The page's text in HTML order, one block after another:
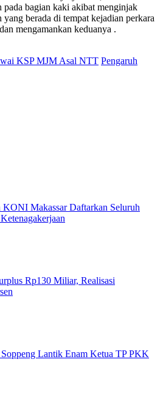
bagian kaki akibat menginjak
berada di tempat kejadian perkara
mengamankan keduanya .
KSP MJM Asal NTT Pengaruh
Makassar Daftarkan Seluruh
Rp130 Miliar, Realisasi
Lantik Enam Ketua TP PKK